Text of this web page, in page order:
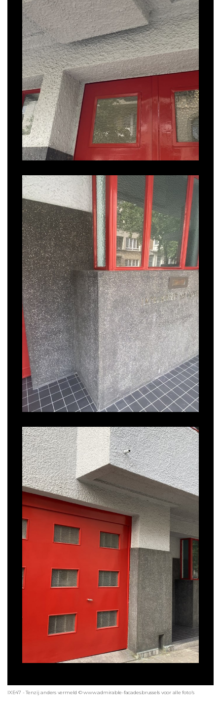
IXE47 - Tenzij anders vermeld © www.admirable-facades.brussels voor alle foto's